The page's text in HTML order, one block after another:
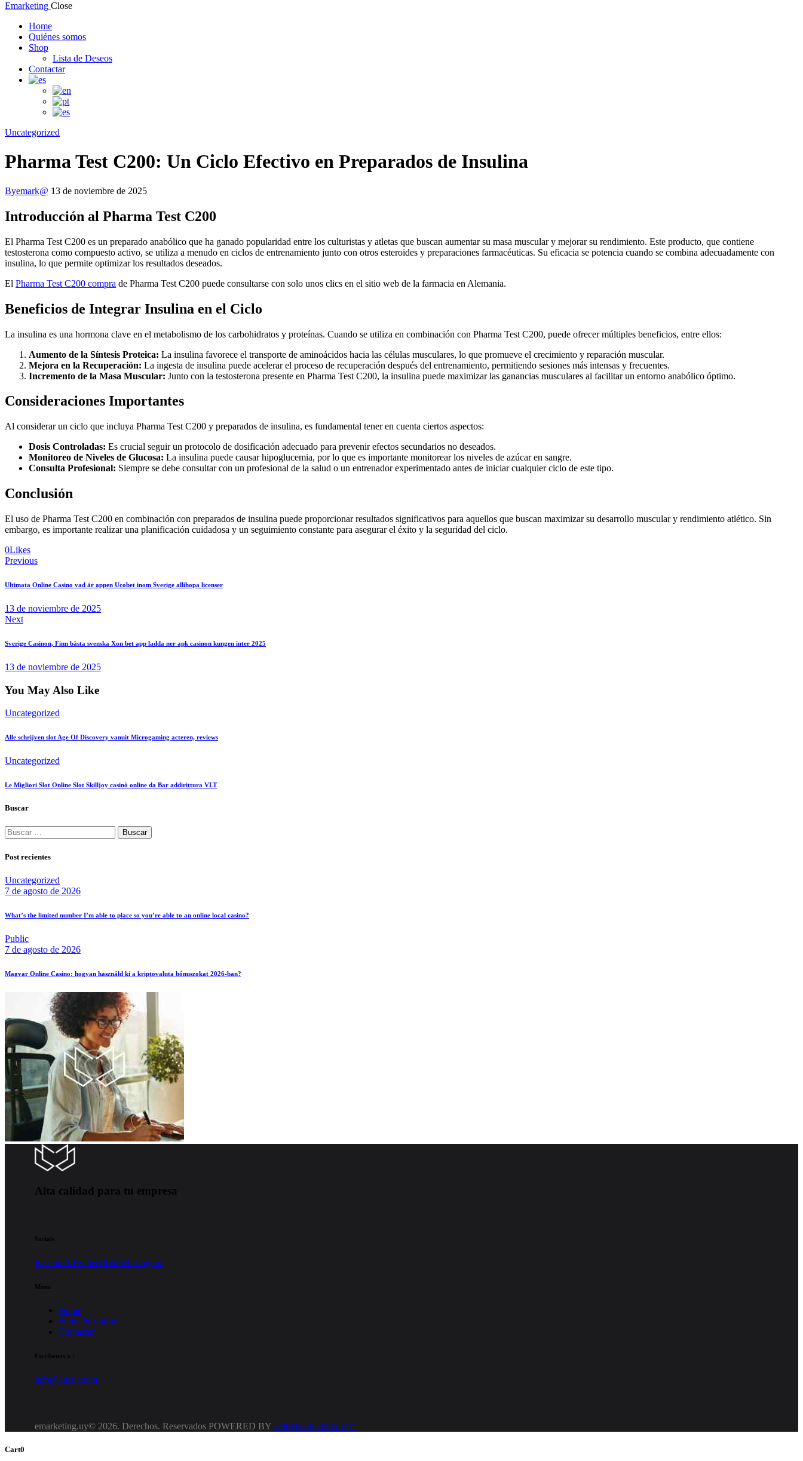
Emarketing Close
Home
Quiénes somos
Shop
Lista de Deseos
Contactar
Uncategorized
Pharma Test C200: Un Ciclo Efectivo en Preparados de Insulina
Byemark@ 13 de noviembre de 2025
Introducción al Pharma Test C200
El Pharma Test C200 es un preparado anabólico que ha ganado popularidad entre los culturistas y atletas que buscan aumentar su masa muscular y mejorar su rendimiento. Este producto, que contiene
testosterona como compuesto activo, se utiliza a menudo en ciclos de entrenamiento junto con otros esteroides y preparaciones farmacéuticas. Su eficacia se potencia cuando se combina adecuadamente con
insulina, lo que permite optimizar los resultados deseados.
El Pharma Test C200 compra de Pharma Test C200 puede consultarse con solo unos clics en el sitio web de la farmacia en Alemania.
Beneficios de Integrar Insulina en el Ciclo
La insulina es una hormona clave en el metabolismo de los carbohidratos y proteínas. Cuando se utiliza en combinación con Pharma Test C200, puede ofrecer múltiples beneficios, entre ellos:
Aumento de la Síntesis Proteica: La insulina favorece el transporte de aminoácidos hacia las células musculares, lo que promueve el crecimiento y reparación muscular.
Mejora en la Recuperación: La ingesta de insulina puede acelerar el proceso de recuperación después del entrenamiento, permitiendo sesiones más intensas y frecuentes.
Incremento de la Masa Muscular: Junto con la testosterona presente en Pharma Test C200, la insulina puede maximizar las ganancias musculares al facilitar un entorno anabólico óptimo.
Consideraciones Importantes
Al considerar un ciclo que incluya Pharma Test C200 y preparados de insulina, es fundamental tener en cuenta ciertos aspectos:
Dosis Controladas: Es crucial seguir un protocolo de dosificación adecuado para prevenir efectos secundarios no deseados.
Monitoreo de Niveles de Glucosa: La insulina puede causar hipoglucemia, por lo que es importante monitorear los niveles de azúcar en sangre.
Consulta Profesional: Siempre se debe consultar con un profesional de la salud o un entrenador experimentado antes de iniciar cualquier ciclo de este tipo.
Conclusión
El uso de Pharma Test C200 en combinación con preparados de insulina puede proporcionar resultados significativos para aquellos que buscan maximizar su desarrollo muscular y rendimiento atlético. Sin
embargo, es importante realizar una planificación cuidadosa y un seguimiento constante para asegurar el éxito y la seguridad del ciclo.
0Likes
Navegación
de
Previous
Ultimata Online Casino vad är appen Ucobet inom Sverige allihopa licenser
13 de noviembre de 2025
Next
Sverige Casinon, Finn bästa svenska Xon bet app ladda ner apk casinon kungen inter 2025
13 de noviembre de 2025
You May Also Like
Uncategorized
Alle schrijven slot Age Of Discovery vanuit Microgaming acteren, reviews
Uncategorized
Le Migliori Slot Online Slot Skilljoy casinò online da Bar addirittura VLT
Buscar
Buscar:
Post recientes
Uncategorized
7 de agosto de 2026
What’s the limited number I’m able to place so you’re able to an online local casino?
Public
7 de agosto de 2026
Magyar Online Casino: hogyan használd ki a kriptovaluta bónuszokat 2026-ban?
Alta calidad para tu empresa
Socials
FacebookTwitterDribbleInstagram
Menu
Home
Sobre Nosotros
Contactar
Escríbenos a :
info@email.com
emarketing.uy© 2026. Derechos. Reservados POWERED BY EMARKETING.UY
Cart0